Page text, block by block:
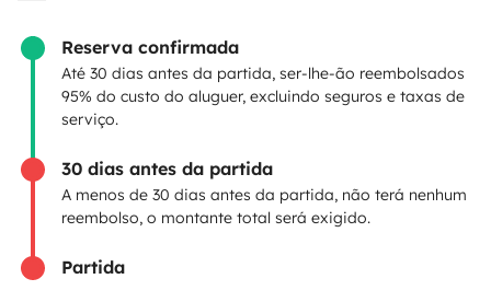
Reserva confirmada
Até 30 dias antes da partida, ser-lhe-ão reembolsados
95% do custo do aluguer, excluindo seguros e taxas de
serviço.
30 dias antes da partida
A menos de 30 dias antes da partida, não terá nenhum
reembolso, o montante total será exigido.
Partida
Contrato de aluguer
Seguro de aluguer
Assistências de aluguer
Ajuda proprietário